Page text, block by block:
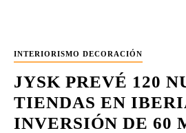
INTERIORISMO DECORACIÓN
JYSK PREVÉ 120
TIENDAS EN
INVERSIÓN DE 60